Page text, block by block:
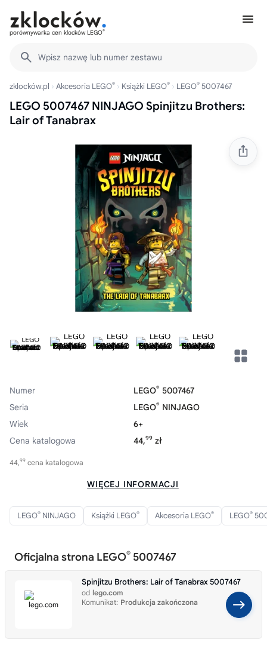
porównywarka cen klocków LEGO®
Wpisz nazwę lub numer zestawu
zklocków.pl Akcesoria LEGO® Książki LEGO® LEGO® 5007467
LEGO 5007467 NINJAGO Spinjitzu Brothers:
Lair of Tanabrax
Numer LEGO® 5007467
Seria
LEGO® NINJAGO
Wiek
6+
Cena katalogowa
44,99 zł
44,99 cena katalogowa
WIĘCEJ INFORMACJI
LEGO® NINJAGO Książki LEGO® Akcesoria LEGO® LEGO®
Oficjalna strona LEGO® 5007467
Spinjitzu Brothers: Lair of Tanabrax 5007467
od lego.com
Komunikat: Produkcja zakończona